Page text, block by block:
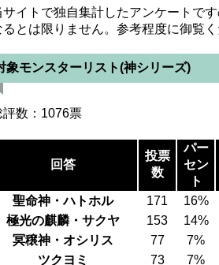
サイトで独自集計したアンケートで
るとは限りません。参考程度に御覧く
象モンスターリスト(神シリーズ)
評数：1076票
回答
投票
数
パー
セン
ト
聖命神・ハトホル
171
16%
極光の麒麟・サクヤ
153
14%
冥穣神・オシリス
77
7%
ツクヨミ
73 7%